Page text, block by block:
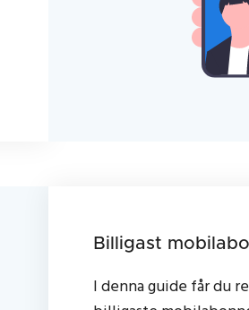
Billigast
I denna guide får du